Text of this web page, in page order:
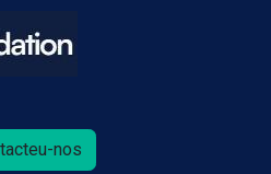
nos